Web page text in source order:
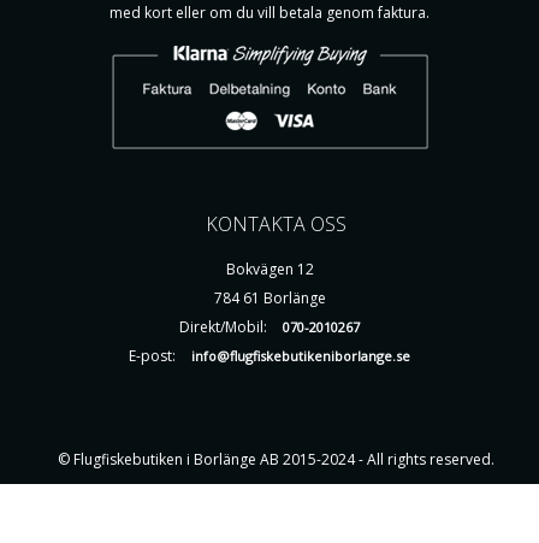
med kort eller om du vill betala genom faktura.
KONTAKTA OSS
Bokvägen 12
784 61 Borlänge
Direkt/Mobil:
070-2010267
E-post: info@flugfiskebutikeniborlange.se
© Flugfiskebutiken i Borlänge AB 2015-2024 - All rights reserved.